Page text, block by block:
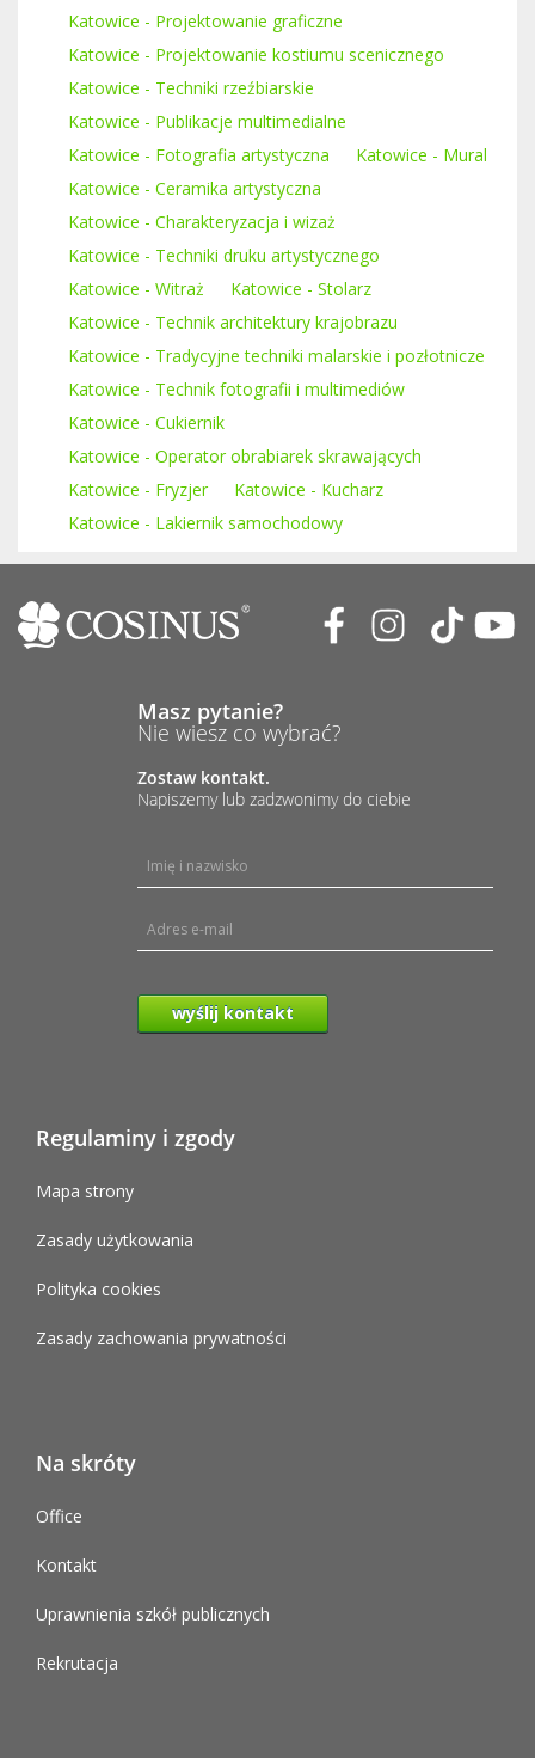
Katowice - Projektowanie graficzne
Katowice - Projektowanie kostiumu scenicznego
Katowice - Techniki rzeźbiarskie
Katowice - Publikacje multimedialne
Katowice - Fotografia artystyczna
Katowice - Mural
Katowice - Ceramika artystyczna
Katowice - Charakteryzacja i wizaż
Katowice - Techniki druku artystycznego
Katowice - Witraż
Katowice - Stolarz
Katowice - Technik architektury krajobrazu
Katowice - Tradycyjne techniki malarskie i pozłotnicze
Katowice - Technik fotografii i multimediów
Katowice - Cukiernik
Katowice - Operator obrabiarek skrawających
Katowice - Fryzjer
Katowice - Kucharz
Katowice - Lakiernik samochodowy
Masz pytanie?
Nie wiesz co wybrać?
Zostaw kontakt.
Napiszemy lub zadzwonimy do ciebie
wyślij kontakt
Regulaminy i zgody
Mapa strony
Zasady użytkowania
Polityka cookies
Zasady zachowania prywatności
Na skróty
Office
Kontakt
Uprawnienia szkół publicznych
Rekrutacja